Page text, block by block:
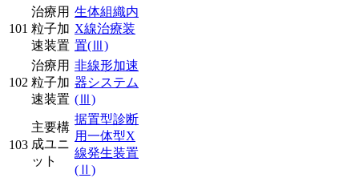
101
治療用
粒子加
速装置
生体組織内
X線治療装
置(Ⅲ)
102
治療用
粒子加
速装置
非線形加速
器システム
(Ⅲ)
103
主要構
成ユニ
ット
据置型診断
用一体型X
線発生装置
(Ⅱ)